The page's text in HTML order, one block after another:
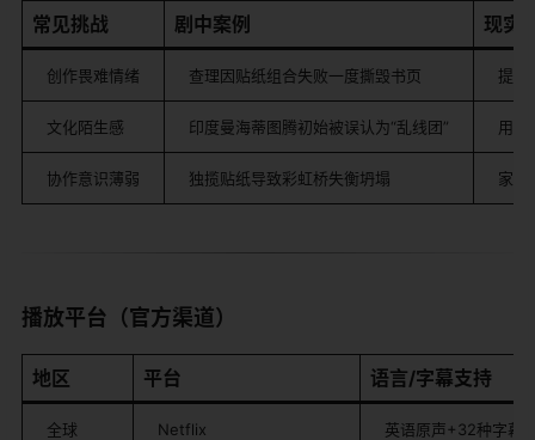
​常见挑战​ ​剧中案例​ 现实
创作畏难情绪 查理因贴纸组合失败一度撕毁书页 提供
文化陌生感 印度曼海蒂图腾初始被误认为“乱线团” 用可
协作意识薄弱 独揽贴纸导致彩虹桥失衡坍塌 家庭
​播放平台（官方渠道）​
​地区​ ​平台​ ​语言/字幕支持​
全球 Netflix 英语原声+32种字幕